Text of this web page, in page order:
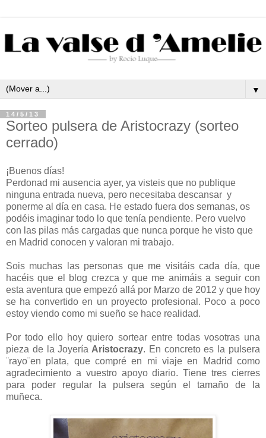
▼
14/5/13
Sorteo pulsera de Aristocrazy (sorteo
cerrado)
¡Buenos días!
Perdonad mi ausencia ayer, ya visteis que no publique
ninguna entrada nueva, pero necesitaba descansar y
ponerme al día en casa. He estado fuera dos semanas, os
podéis imaginar todo lo que tenía pendiente. Pero vuelvo
con las pilas más cargadas que nunca porque he visto que
en Madrid conocen y valoran mi trabajo.
Sois muchas las personas que me visitáis cada día, que
hacéis que el blog crezca y que me animáis a seguir con
esta aventura que empezó allá por Marzo de 2012 y que hoy
se ha convertido en un proyecto profesional. Poco a poco
estoy viendo como mi sueño se hace realidad.
Por todo ello hoy quiero sortear entre todas vosotras una
pieza de la Joyería Aristocrazy. En concreto es la pulsera
¨rayo¨en plata, que compré en mi viaje en Madrid como
agradecimiento a vuestro apoyo diario. Tiene tres cierres
para poder regular la pulsera según el tamaño de la
muñeca.